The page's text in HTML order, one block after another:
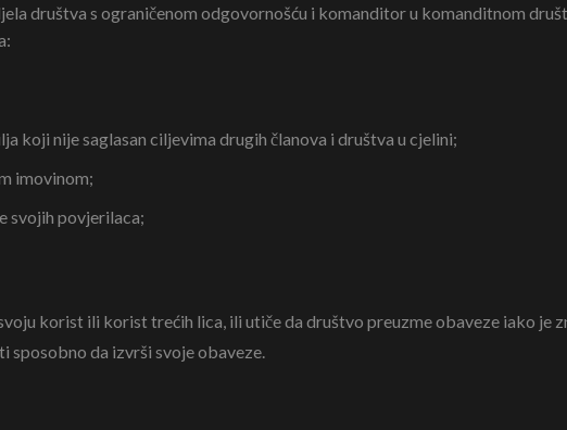
društva s ograničenom odgovornošću i komanditor u komanditnom
koji nije saglasan ciljevima drugih članova i društva u cjelini;
imovinom;
svojih povjerilaca;
korist ili korist trećih lica, ili utiče da društvo preuzme obaveze iako je
sposobno da izvrši svoje obaveze.